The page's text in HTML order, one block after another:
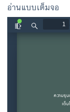
อ่านแบบเต็มจอ